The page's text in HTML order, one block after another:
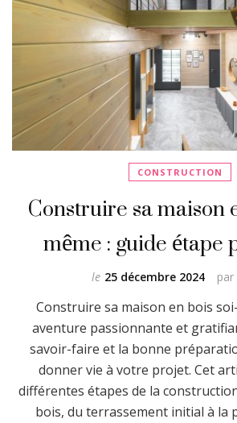
CONSTRUCTION
Construire sa maison
même : guide étape
par
le 25 décembre 2024
Construire sa maison en bois
aventure passionnante et
savoir-faire et la bonne
donner vie à votre projet. Cet
différentes étapes de la
bois, du terrassement initial à la